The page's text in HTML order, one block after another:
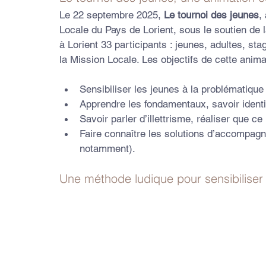
Le 22 septembre 2025, Le tournoi des jeunes,
Locale du Pays de Lorient, sous le soutien
à Lorient 33 participants : jeunes, adultes,
la Mission Locale. Les objectifs de cette
Sensibiliser les jeunes à la
Apprendre les fondamentaux, savoir
Savoir parler d’illettrisme, réaliser que
Faire connaître les solutions
notamment).
Une méthode ludique pour